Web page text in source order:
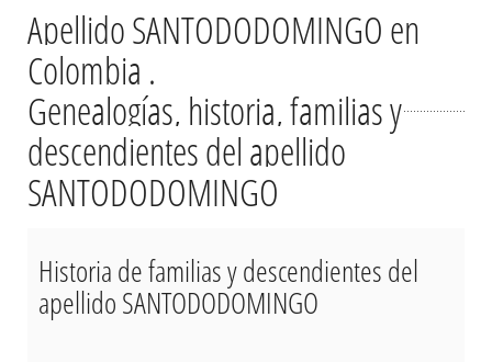
Apellido SANTODODOMINGO en
Colombia .
Genealogías, historia, familias y
descendientes del apellido
SANTODODOMINGO
Historia de familias y descendientes del
apellido SANTODODOMINGO